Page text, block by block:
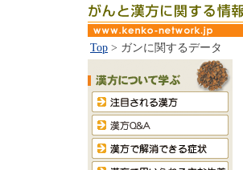
Top > ガンに関するデータ